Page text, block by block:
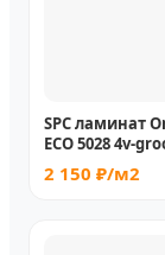
SPC ламинат
ЕСО 5028 4v-
2 150 ₽/м2